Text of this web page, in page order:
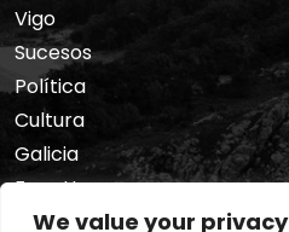
We value your privacy
Vigo
Sucesos
Política
Cultura
Galicia
Foro Hermes
Nosotros